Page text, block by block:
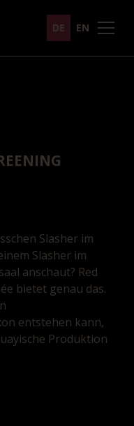
DE EN
Slasher im
Slasher im
anschaut? Red
bietet genau das.
entstehen kann,
Produktion